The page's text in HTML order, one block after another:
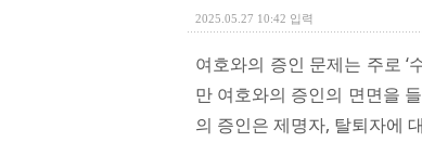
2025.05.27 10:42 입력
여호와의 증인 문제는 주로 ‘
만 여호와의 증인의 면면을
의 증인은 제명자, 탈퇴자에